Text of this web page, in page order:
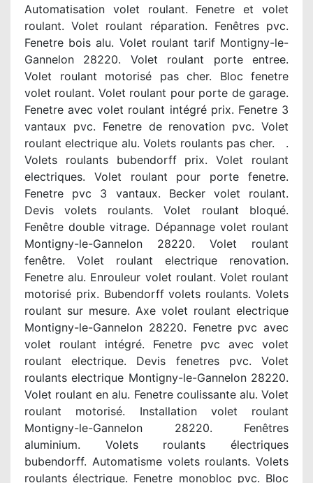
Automatisation volet roulant. Fenetre et volet
roulant. Volet roulant réparation. Fenêtres pvc.
Fenetre bois alu. Volet roulant tarif Montigny-le-
Gannelon 28220. Volet roulant porte entree.
Volet roulant motorisé pas cher. Bloc fenetre
volet roulant. Volet roulant pour porte de garage.
Fenetre avec volet roulant intégré prix. Fenetre 3
vantaux pvc. Fenetre de renovation pvc. Volet
roulant electrique alu. Volets roulants pas cher. .
Volets roulants bubendorff prix. Volet roulant
electriques. Volet roulant pour porte fenetre.
Fenetre pvc 3 vantaux. Becker volet roulant.
Devis volets roulants. Volet roulant bloqué.
Fenêtre double vitrage. Dépannage volet roulant
Montigny-le-Gannelon 28220. Volet roulant
fenêtre. Volet roulant electrique renovation.
Fenetre alu. Enrouleur volet roulant. Volet roulant
motorisé prix. Bubendorff volets roulants. Volets
roulant sur mesure. Axe volet roulant electrique
Montigny-le-Gannelon 28220. Fenetre pvc avec
volet roulant intégré. Fenetre pvc avec volet
roulant electrique. Devis fenetres pvc. Volet
roulants electrique Montigny-le-Gannelon 28220.
Volet roulant en alu. Fenetre coulissante alu. Volet
roulant motorisé. Installation volet roulant
Montigny-le-Gannelon 28220. Fenêtres
aluminium. Volets roulants électriques
bubendorff. Automatisme volets roulants. Volets
roulants électrique. Fenetre monobloc pvc. Bloc